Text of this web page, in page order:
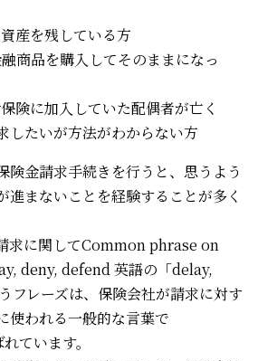
産を残している方
商品を購入してそのままになっ
険に加入していた配偶者が亡く
したいが方法がわからない方
険金請求手続きを行うと、思うよう
進まないことを経験することが多く
求に関してCommon phrase on
deny, defend 英語の「delay,
フレーズは、保険会社が請求に対す
使われる一般的な言葉で
ています。